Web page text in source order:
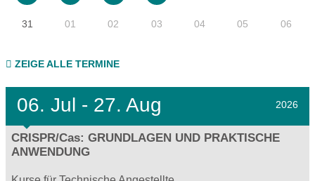
31 01 02 03 04 05 06
ZEIGE ALLE TERMINE
06. Jul - 27. Aug 2026
CRISPR/Cas: GRUNDLAGEN UND PRAKTISCHE
ANWENDUNG